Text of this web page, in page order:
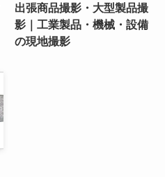
出張商品撮影・大型製品撮
影｜工業製品・機械・設備
の現地撮影